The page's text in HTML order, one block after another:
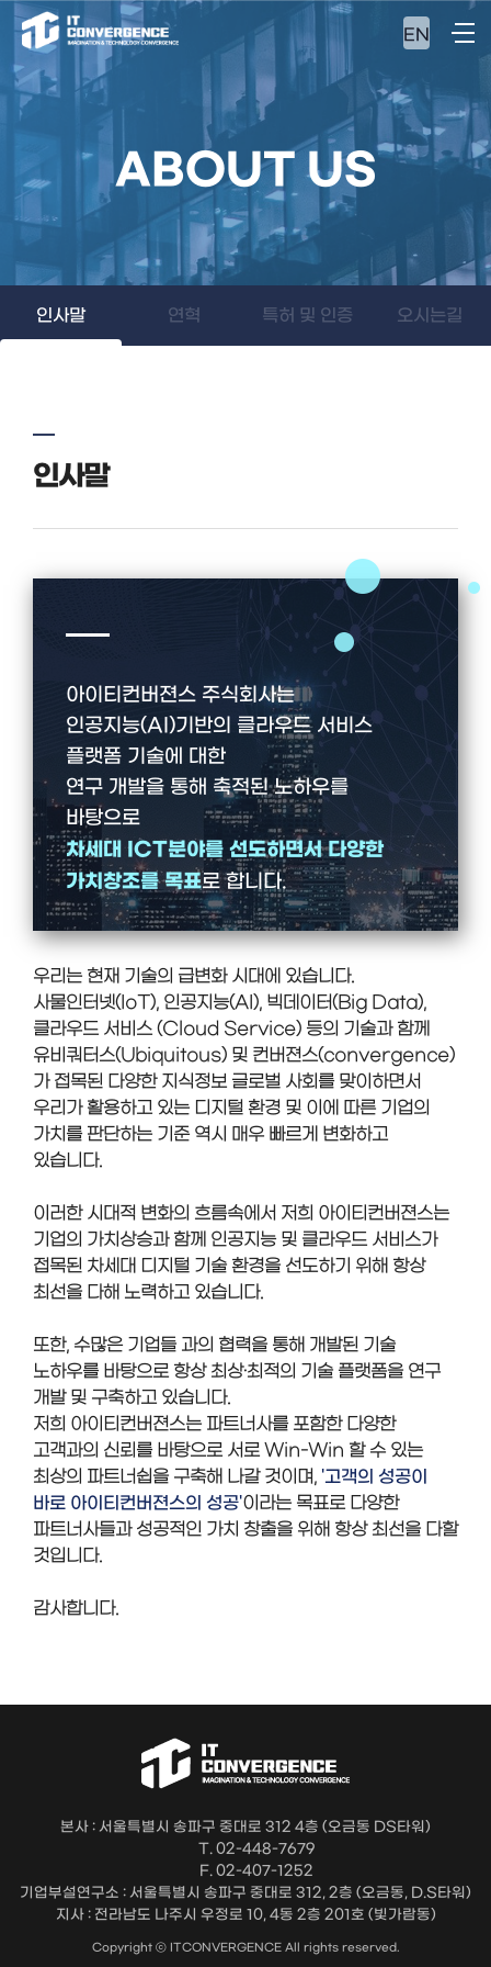
EN
ABOUT US
인사말 연혁 특허 및 인증 오시는길
인사말
아이티컨버젼스 주식회사는
인공지능(AI)기반의 클라우드 서비스
플랫폼 기술에 대한
연구 개발을 통해 축적된 노하우를
바탕으로
차세대 ICT분야를 선도하면서 다양한
가치창조를 목표로 합니다.
우리는 현재 기술의 급변화 시대에 있습니다.
사물인터넷(IoT), 인공지능(AI), 빅데이터(Big Data),
클라우드 서비스 (Cloud Service) 등의 기술과 함께
유비쿼터스(Ubiquitous) 및 컨버젼스(convergence)
가 접목된 다양한 지식정보 글로벌 사회를 맞이하면서
우리가 활용하고 있는 디지털 환경 및 이에 따른 기업의
가치를 판단하는 기준 역시 매우 빠르게 변화하고
있습니다.
이러한 시대적 변화의 흐름속에서 저희 아이티컨버젼스는
기업의 가치상승과 함께 인공지능 및 클라우드 서비스가
접목된 차세대 디지털 기술 환경을 선도하기 위해 항상
최선을 다해 노력하고 있습니다.
또한, 수많은 기업들 과의 협력을 통해 개발된 기술
노하우를 바탕으로 항상 최상·최적의 기술 플랫폼을 연구
개발 및 구축하고 있습니다.
저희 아이티컨버젼스는 파트너사를 포함한 다양한
고객과의 신뢰를 바탕으로 서로 Win-Win 할 수 있는
최상의 파트너쉽을 구축해 나갈 것이며, '고객의 성공이
바로 아이티컨버젼스의 성공'이라는 목표로 다양한
파트너사들과 성공적인 가치 창출을 위해 항상 최선을 다할
것입니다.
감사합니다.
본사 : 서울특별시 송파구 중대로 312 4층 (오금동 DS타워)
T. 02-448-7679
F. 02-407-1252
기업부설연구소 : 서울특별시 송파구 중대로 312, 2층 (오금동, D.S타워)
지사 : 전라남도 나주시 우정로 10, 4동 2층 201호 (빛가람동)
Copyright ⓒ ITCONVERGENCE All rights reserved.